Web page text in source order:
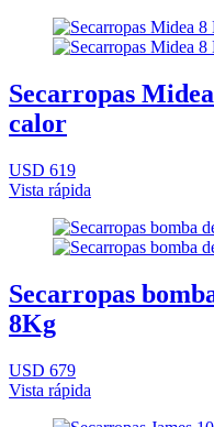
Secarropas
calor
USD 619
Vista rápida
Secarropas
8Kg
USD 679
Vista rápida